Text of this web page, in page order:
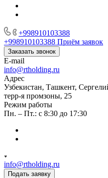
+998910103388
+998910103388 Приём заявок
Заказать звонок
E-mail
info@rtholding.ru
Адрес
Узбекистан, Ташкент,
терр-я промзоны, 25
Режим работы
Пн. – Пт.: с 8:30 до 17:30
info@rtholding.ru
Подать заявку